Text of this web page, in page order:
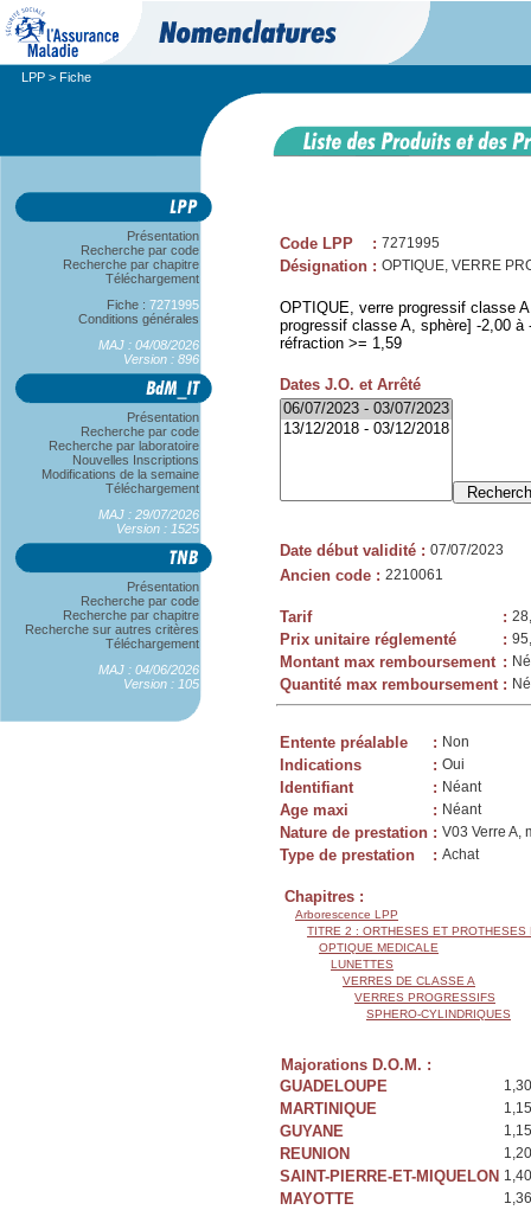
LPP > Fiche
Présentation
Recherche par code
Recherche par chapitre
Téléchargement
Fiche : 7271995
Conditions générales
MAJ : 04/08/2026
Version : 896
Présentation
Recherche par code
Recherche par laboratoire
Nouvelles Inscriptions
Modifications de la semaine
Téléchargement
MAJ : 29/07/2026
Version : 1525
Présentation
Recherche par code
Recherche par chapitre
Recherche sur autres critères
Téléchargement
MAJ : 04/06/2026
Version : 105
Code LPP : 7271995
Désignation : OPTIQUE, VERRE
OPTIQUE, verre progressif classe
progressif classe A, sphère] -2,00
réfraction >= 1,59
Dates J.O. et Arrêté
Date début validité : 07/07/2023
Ancien code : 2210061
Tarif :
Prix unitaire réglementé :
Montant max remboursement :
Quantité max remboursement :
Entente préalable : Non
Indications : Oui
Identifiant : Néant
Age maxi : Néant
Nature de prestation : V03 Verre A,
Type de prestation : Achat
Chapitres :
Arborescence LPP
TITRE 2 : ORTHESES ET PROTHESES
OPTIQUE MEDICALE
LUNETTES
VERRES DE CLASSE A
VERRES PROGRESSIFS
SPHERO-CYLINDRIQUES
Majorations D.O.M. :
GUADELOUPE
MARTINIQUE
GUYANE
REUNION
SAINT-PIERRE-ET-MIQUELON
MAYOTTE